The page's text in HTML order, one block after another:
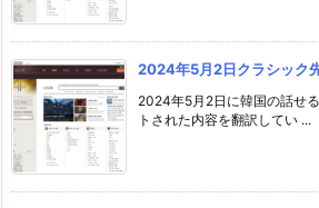
2024年5月2日クラシック
2024年5月2日に韓国の話せ
トされた内容を翻訳してい ...